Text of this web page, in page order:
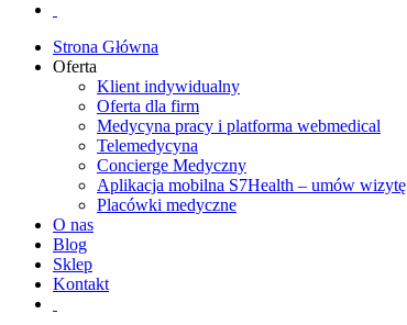
Strona Główna
Oferta
Klient indywidualny
Oferta dla firm
Medycyna pracy i platforma webmedical
Telemedycyna
Concierge Medyczny
Aplikacja mobilna S7Health – umów wizytę
Placówki medyczne
O nas
Blog
Sklep
Kontakt